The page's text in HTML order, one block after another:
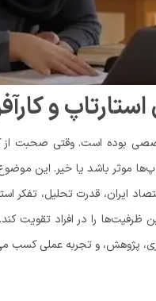
و
بوده است. وقتی صحبت از
موثر باشد یا خیر. این
ایران، قدرت تحلیل، تفکر
را در افراد تقویت
پژوهش، و تجربه عملی کسب